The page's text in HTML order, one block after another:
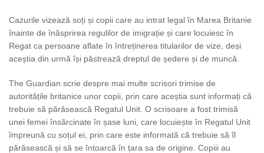
Cazurile vizează soți și copii care au intrat legal în Marea Britanie
înainte de înăsprirea regulilor de imigrație și care locuiesc în
Regat ca persoane aflate în întreținerea titularilor de vize, deși
aceștia din urmă își păstrează dreptul de ședere și de muncă.
The Guardian scrie despre mai multe scrisori trimise de
autoritățile britanice unor copii, prin care aceștia sunt informați că
trebuie să părăsească Regatul Unit. O scrisoare a fost trimisă
unei femei însărcinate în șase luni, care locuiește în Regatul Unit
împreună cu soțul ei, prin care este informată că trebuie să îl
părăsească și să se întoarcă în țara sa de origine. Copiii au